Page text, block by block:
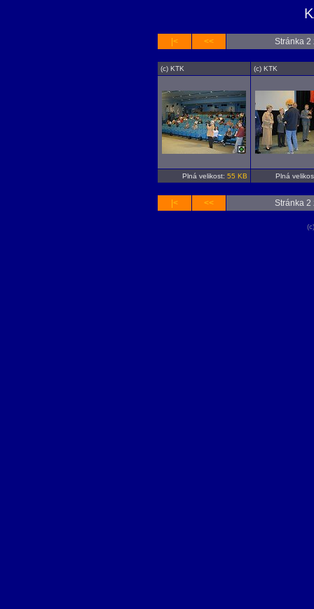
|< << Stránka 2
(c) KTK (c) KTK
Plná velikost: 55 KB Plná
|< << Stránka 2